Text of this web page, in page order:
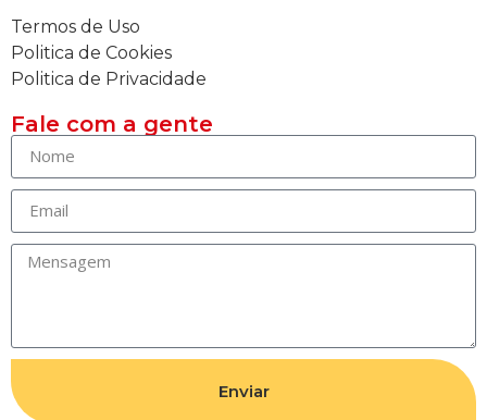
Termos de Uso
Politica de Cookies
Politica de Privacidade
Fale com a gente
Enviar